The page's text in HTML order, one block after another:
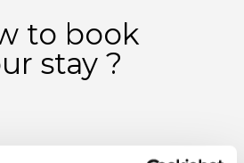
to book
stay ?